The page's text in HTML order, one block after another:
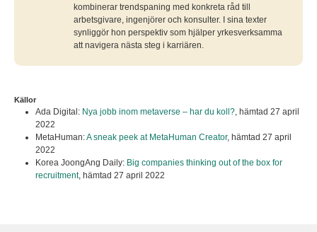
kombinerar trendspaning med konkreta råd till
arbetsgivare, ingenjörer och konsulter. I sina texter
synliggör hon perspektiv som hjälper yrkesverksamma
att navigera nästa steg i karriären.
Källor
Ada Digital: Nya jobb inom metaverse – har du koll? hämtad 27 april
2022
MetaHuman:A sneak peek at MetaHuman Creator, hämtad 27 april
2022
Korea JoongAng Daily: Big companies thinking out of the box for
recruitment, hämtad 27 april 2022